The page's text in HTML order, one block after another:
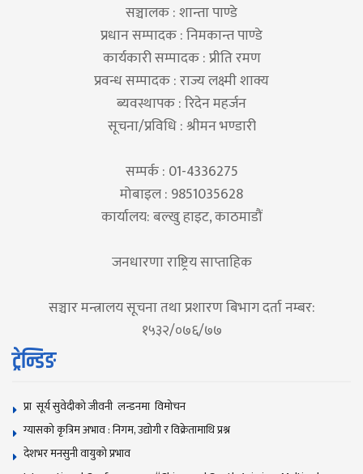
सञ्चालक : शान्ता पाण्डे
प्रधान सम्पादक : निमकान्त पाण्डे
कार्यकारी सम्पादक : प्रीति रमण
प्रवन्ध सम्पादक : राज्य लक्ष्मी शाक्य
ब्यवस्थापक : रिदेन महर्जन
सूचना/प्रविधि : श्रीमन भण्डारी
सम्पर्क : 01-4336275
मोबाइल : 9851035628
कार्यालय: बल्खु हाइट, काठमाडौं
जनधारणा राष्ट्रिय साप्ताहिक
सञ्चार मन्त्रालय सूचना तथा प्रशारण बिभाग दर्ता नम्बर:
१५३२/०७६/७७
ट्रेन्डिङ
प्रा सूर्य सुवेदीको जीवनी लन्डनमा विमोचन
ग्यासको कृत्रिम अभाव : निगम, उद्योगी र विक्रेतामाथि प्रश्न
देशभर मनसुनी वायुको प्रभाव